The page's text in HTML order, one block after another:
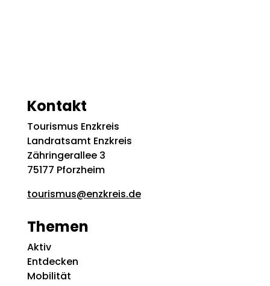
Kontakt
Tourismus Enzkreis
Landratsamt Enzkreis
Zähringerallee 3
75177 Pforzheim
tourismus@enzkreis.de
Themen
Aktiv
Entdecken
Mobilität